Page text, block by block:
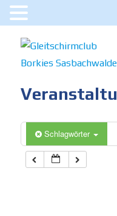
Schlagwörter